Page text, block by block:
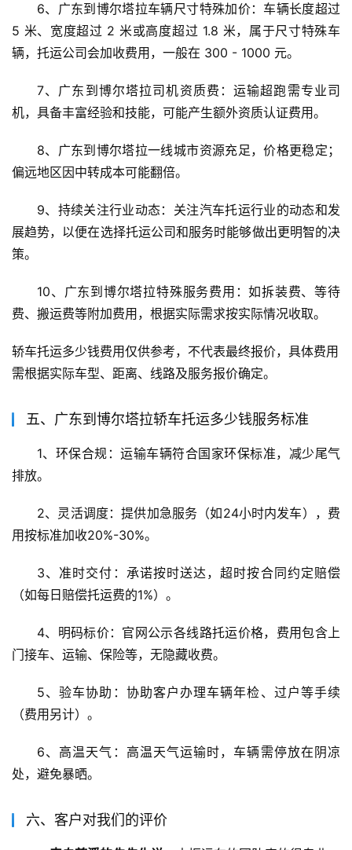
6、广东到博尔塔拉车辆尺寸特殊加价：车辆长度超过
5 米、宽度超过 2 米或高度超过 1.8 米，属于尺寸特殊车
辆，托运公司会加收费用，一般在 300 - 1000 元。
7、广东到博尔塔拉司机资质费：运输超跑需专业司
机，具备丰富经验和技能，可能产生额外资质认证费用。
8、广东到博尔塔拉一线城市资源充足，价格更稳定；
偏远地区因中转成本可能翻倍。
9、持续关注行业动态：关注汽车托运行业的动态和发
展趋势，以便在选择托运公司和服务时能够做出更明智的决
策。
10、广东到博尔塔拉特殊服务费用：如拆装费、等待
费、搬运费等附加费用，根据实际需求按实际情况收取。
轿车托运多少钱费用仅供参考，不代表最终报价，具体费用
需根据实际车型、距离、线路及服务报价确定。
五、广东到博尔塔拉轿车托运多少钱服务标准
1、环保合规：运输车辆符合国家环保标准，减少尾气
排放。
2、灵活调度：提供加急服务（如24小时内发车），费
用按标准加收20%-30%。
3、准时交付：承诺按时送达，超时按合同约定赔偿
（如每日赔偿托运费的1%）。
4、明码标价：官网公示各线路托运价格，费用包含上
门接车、运输、保险等，无隐藏收费。
5、验车协助：协助客户办理车辆年检、过户等手续
（费用另计）。
6、高温天气：高温天气运输时，车辆需停放在阴凉
处，避免暴晒。
六、客户对我们的评价